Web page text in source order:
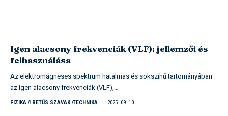
Igen alacsony frekvenciák (VLF): jellemzői és
felhasználása
Az elektromágneses spektrum hatalmas és sokszínű tartományában
az igen alacsony frekvenciák (VLF),…
FIZIKA I BETŰS SZAVAK TECHNIKA 2025. 09. 10.